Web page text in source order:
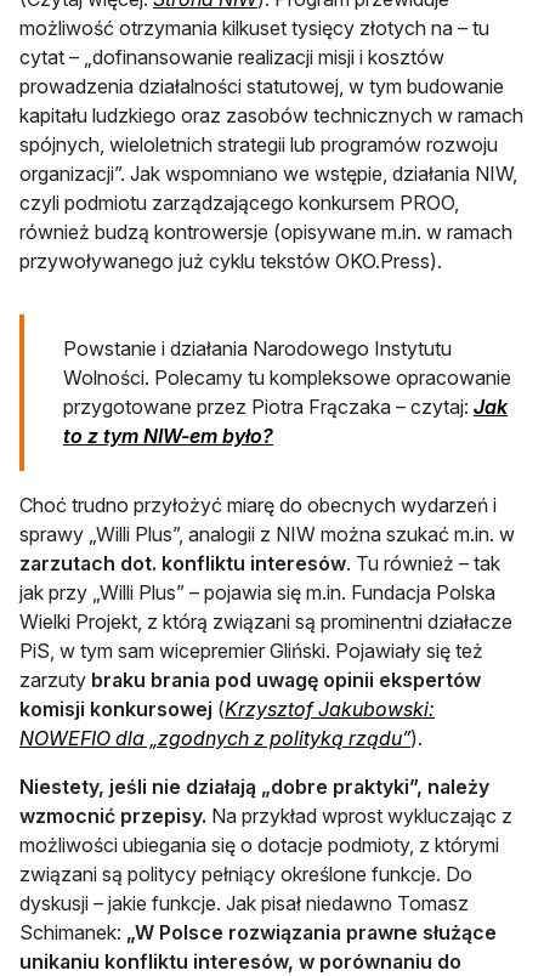
możliwość otrzymania kilkuset tysięcy złotych na – tu
cytat – „dofinansowanie realizacji misji i kosztów
prowadzenia działalności statutowej, w tym budowanie
kapitału ludzkiego oraz zasobów technicznych w ramach
spójnych, wieloletnich strategii lub programów rozwoju
organizacji”. Jak wspomniano we wstępie, działania NIW,
czyli podmiotu zarządzającego konkursem PROO,
również budzą kontrowersje (opisywane m.in. w ramach
przywoływanego już cyklu tekstów OKO.Press).
Powstanie i działania Narodowego Instytutu
Wolności. Polecamy tu kompleksowe opracowanie
przygotowane przez Piotra Frączaka – czytaj: Jak
to z tym NIW-em było?otwiera się w nowej karcie
Choć trudno przyłożyć miarę do obecnych wydarzeń i
sprawy „Willi Plus”, analogii z NIW można szukać m.in. w
zarzutach dot. konfliktu interesów. Tu również – tak
jak przy „Willi Plus” – pojawia się m.in. Fundacja Polska
Wielki Projekt, z którą związani są prominentni działacze
PiS, w tym sam wicepremier Gliński. Pojawiały się też
zarzuty braku brania pod uwagę opinii ekspertów
komisji konkursowej (Krzysztof Jakubowski:
NOWEFIO dla „zgodnych z polityką rządu”).
Niestety, jeśli nie działają „dobre praktyki”, należy
wzmocnić przepisy. Na przykład wprost wykluczając z
możliwości ubiegania się o dotacje podmioty, z którymi
związani są politycy pełniący określone funkcje. Do
dyskusji – jakie funkcje. Jak pisał niedawno Tomasz
Schimanek: „W Polsce rozwiązania prawne służące
unikaniu konfliktu interesów, w porównaniu do